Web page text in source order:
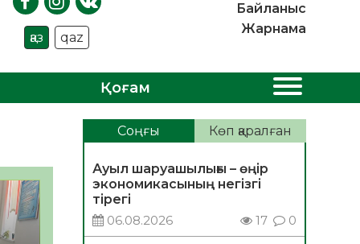
қаз qaz
Байланыс
Жарнама
Қоғам
Соңғы Көп қаралған
Ауыл шаруашылығы – өңір
экономикасының негізгі
тірегі
06.08.2026
17 0